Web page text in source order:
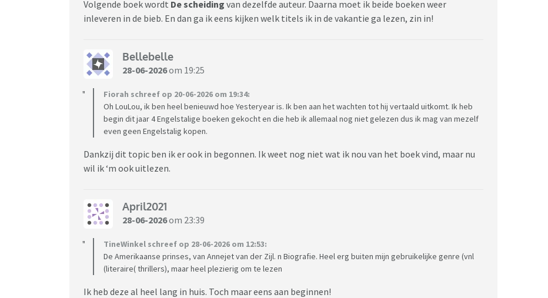
Volgende boek wordt Descheiding van dezelfde auteur. Daarna moet ik beide boeken weer
inleveren in de bieb. En dan ga ik eens kijken welk titels ik in de vakantie ga lezen, zin in!
Bellebelle
28-06-2026om 19:25
Fiorah schreef op 20-06-2026 om 19:34:
Oh LouLou, ik ben heel benieuwd hoe Yesteryear is. Ik ben aan het wachten tot hij vertaald uitkomt. Ik heb
begin dit jaar 4 Engelstalige boeken gekocht en die heb ik allemaal nog niet gelezen dus ik mag van mezelf
even geen Engelstalig kopen.
Dankzij dit topic ben ik er ook in begonnen. Ik weet nog niet wat ik nou van het boek vind, maar nu
wil ik ‘m ook uitlezen.
April2021
28-06-2026om 23:39
TineWinkel schreef op 28-06-2026 om 12:53:
De Amerikaanse prinses, van Annejet van der Zijl. n Biografie. Heel erg buiten mijn gebruikelijke genre (vnl
(literaire( thrillers), maar heel plezierig om te lezen
Ik heb deze al heel lang in huis. Toch maar eens aan beginnen!